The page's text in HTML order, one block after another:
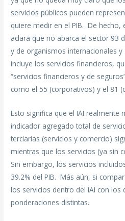
servicios públicos pueden
quiere medir en el PIB. De hecho,
aclara que no abarca el sector 93
y de organismos internacionales
incluye los servicios financieros,
“servicios financieros y de
como el 55 (corporativos) y el 81
Esto significa que el IAI realmente
indicador agregado total de
terciarias (servicios y comercio)
mientras que los servicios (ya sin
Sin embargo, los servicios
39.2% del PIB. Más aún, si
los servicios dentro del IAI con los
ponderaciones distintas.